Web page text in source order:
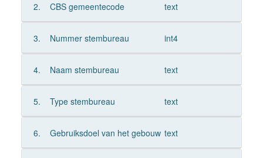
2. CBS gemeentecode text
3. Nummer stembureau int4
4. Naam stembureau text
5. Type stembureau text
6. Gebruiksdoel van het gebouw text